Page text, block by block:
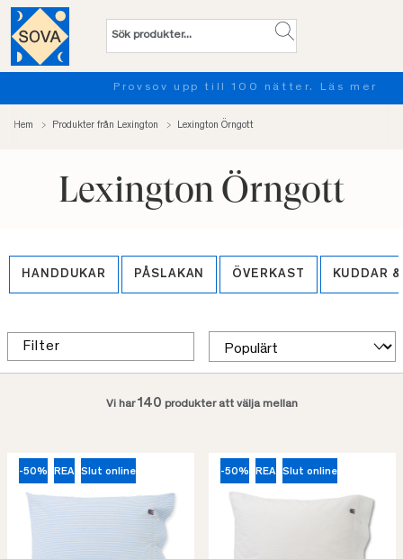
Provsov upp till 100 nätter. Läs mer
Hem Produkter från Lexington Lexington Örngott
Lexington Örngott
HANDDUKAR PÅSLAKAN ÖVERKAST KUDDAR
Filter
Vi har140 produkter att välja mellan
-50% REA Slut online -50% REA Slut online